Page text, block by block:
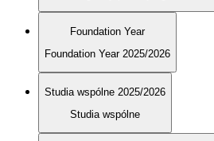
Foundation Year
Foundation Year 2025/2026
Studia wspólne 2025/2026
Studia wspólne